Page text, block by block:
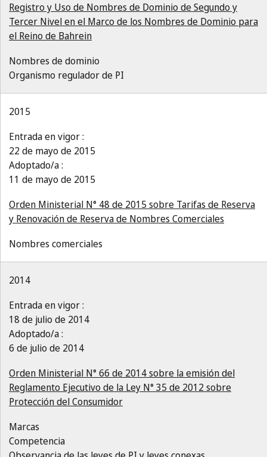
Registro y Uso de Nombres de Dominio de Segundo y
Tercer Nivel en el Marco de los Nombres de Dominio para
el Reino de Bahrein
Nombres de dominio
Organismo regulador de PI
2015
Entrada en vigor :
22 de mayo de 2015
Adoptado/a :
11 de mayo de 2015
Orden Ministerial N° 48 de 2015 sobre Tarifas de Reserva
y Renovación de Reserva de Nombres Comerciales
Nombres comerciales
2014
Entrada en vigor :
18 de julio de 2014
Adoptado/a :
6 de julio de 2014
Orden Ministerial N° 66 de 2014 sobre la emisión del
Reglamento Ejecutivo de la Ley N° 35 de 2012 sobre
Protección del Consumidor
Marcas
Competencia